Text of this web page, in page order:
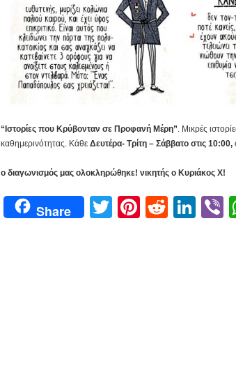
“Ιστορίες που Κρύβονταν σε Προφανή Μέρη” . Μικρές
καθημερινότητας. Κάθε Δευτέρα- Τρίτη – Σάββατο στις 10:00,
ο διαγωνισμός μας ολοκληρώθηκε! νικητής ο Κυριάκος Χ!
Share Twitter
Pinterest
Reddit